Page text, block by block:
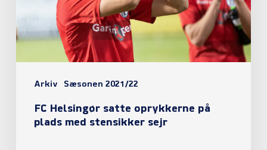
Arkiv Sæsonen 2021/22
med
stensikker
FC Helsingør satte oprykkerne på
plads med stensikker sejr